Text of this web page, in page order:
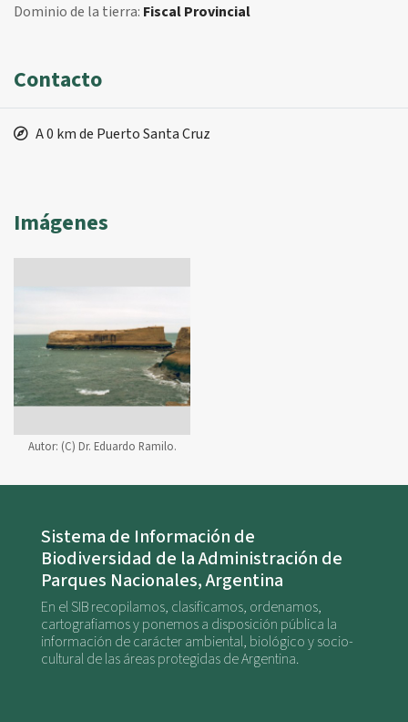
Dominio de la tierra: Fiscal Provincial
Contacto
A 0 km de Puerto Santa Cruz
Imágenes
Autor: (C) Dr. Eduardo Ramilo.
Sistema de Información de
Biodiversidad de la Administración de
Parques Nacionales, Argentina
En el SIB recopilamos, clasificamos, ordenamos,
cartografiamos y ponemos a disposición pública la
información de carácter ambiental, biológico y socio-
cultural de las áreas protegidas de Argentina.